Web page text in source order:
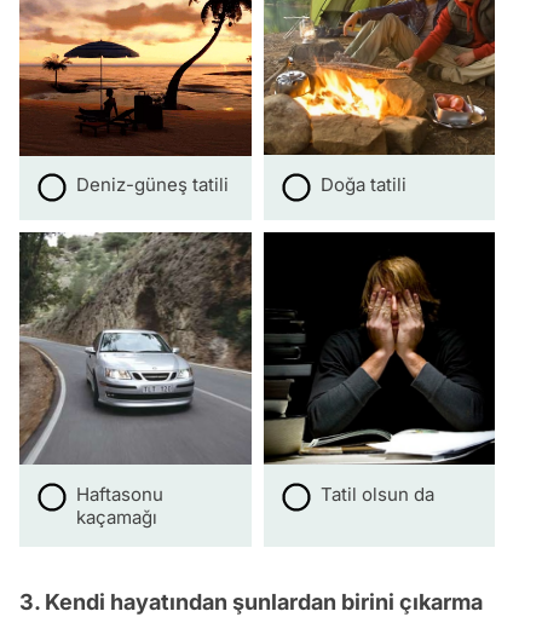
Deniz-güneş tatili Doğa tatili
Haftasonu
kaçamağı
Tatil olsun da
3. Kendi hayatından şunlardan birini çıkarma